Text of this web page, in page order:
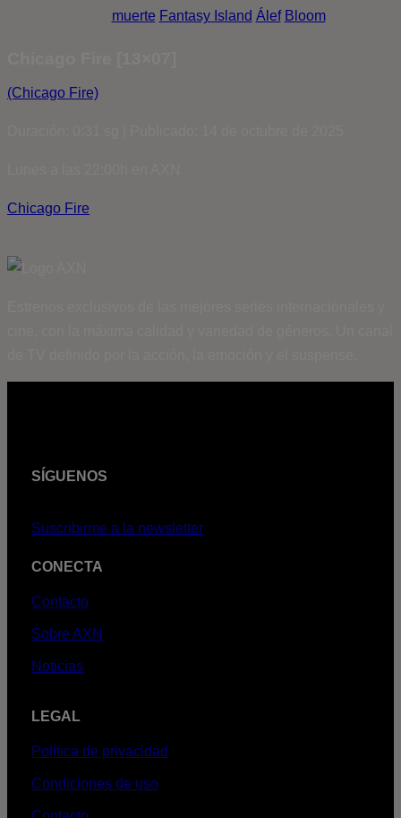
muerte Fantasy Island Álef Bloom
(Chicago Fire)
Chicago Fire
SÍGUENOS
Suscribirme a la newsletter
CONECTA
Contacto
Sobre AXN
Noticias
LEGAL
Política de privacidad
Condiciones de uso